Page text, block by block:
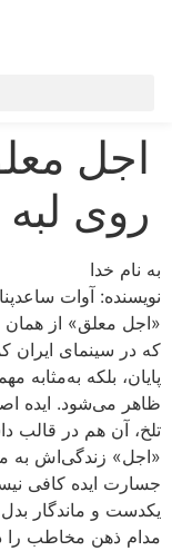
اجل
روی لبه
به نام خدا
نویسنده: آوات
«اجل معلق» از همان
که در سینمای ایران
پایان، بلکه به‌مثابه
ظاهر می‌شود. ایده
تلخ، آن هم در قالب
«اجل» زندگی‌اش به
جسارت ایده کافی
یکدست و ماندگار
مدام ذهن مخاطب را